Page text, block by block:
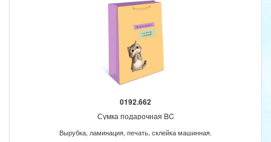
0192.662
Сумка подарочная BC
Вырубка, ламинация, печать, склейка машинная.